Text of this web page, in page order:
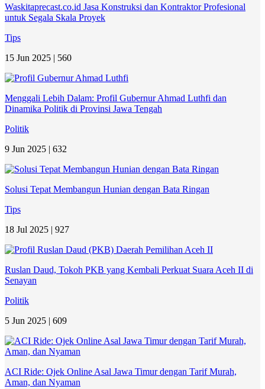
Waskitaprecast.co.id Jasa Konstruksi dan Kontraktor Profesional
untuk Segala Skala Proyek
Tips
15 Jun 2025 | 560
Menggali Lebih Dalam: Profil Gubernur Ahmad Luthfi dan
Dinamika Politik di Provinsi Jawa Tengah
Politik
9 Jun 2025 | 632
Solusi Tepat Membangun Hunian dengan Bata Ringan
Tips
18 Jul 2025 | 927
Ruslan Daud, Tokoh PKB yang Kembali Perkuat Suara Aceh II di
Senayan
Politik
5 Jun 2025 | 609
ACI Ride: Ojek Online Asal Jawa Timur dengan Tarif Murah,
Aman, dan Nyaman